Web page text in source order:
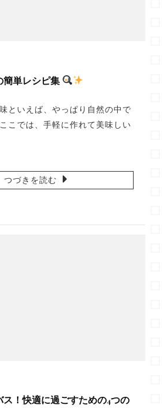
簡単レシピ集
といえば、やっぱり自然の中で
こでは、手軽に作れて美味しい
つづきを読む
！快適に過ごすための4つの